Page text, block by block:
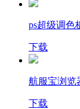
ps超级调色
下载
航服宝浏览
下载